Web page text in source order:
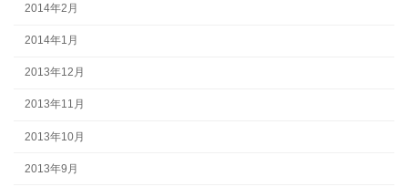
2014年2月
2014年1月
2013年12月
2013年11月
2013年10月
2013年9月